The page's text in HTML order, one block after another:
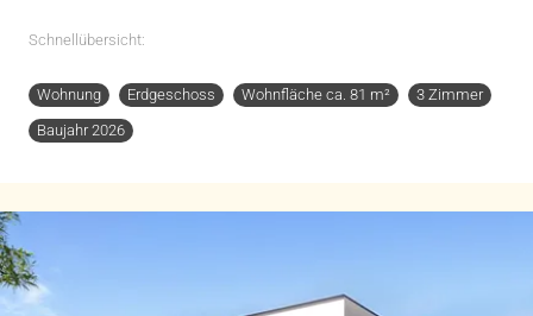
Schnellübersicht:
Wohnung Erdgeschoss Wohnfläche ca. 81 m²
3 Zimmer
Baujahr 2026